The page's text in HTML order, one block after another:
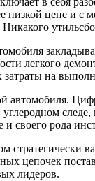
низкой цене и
легкого
на
автомобиля.
своего рода
цепочек
лидеров.